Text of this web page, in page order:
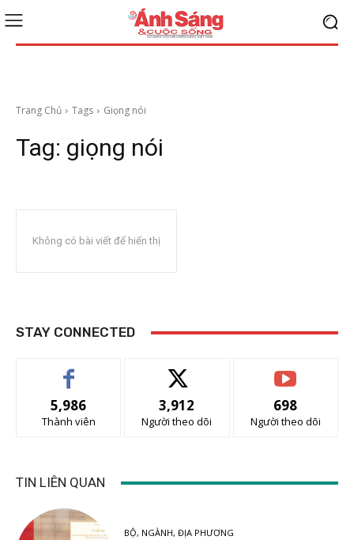
Trang Chủ Tags Giọng nói
Tag: giọng nói
Không có bài viết để hiển thị
STAY CONNECTED
5,986
Thành viên
3,912
Người theo dõi
698
Người theo dõi
TIN LIÊN QUAN
BỘ, NGÀNH, ĐỊA PHƯƠNG